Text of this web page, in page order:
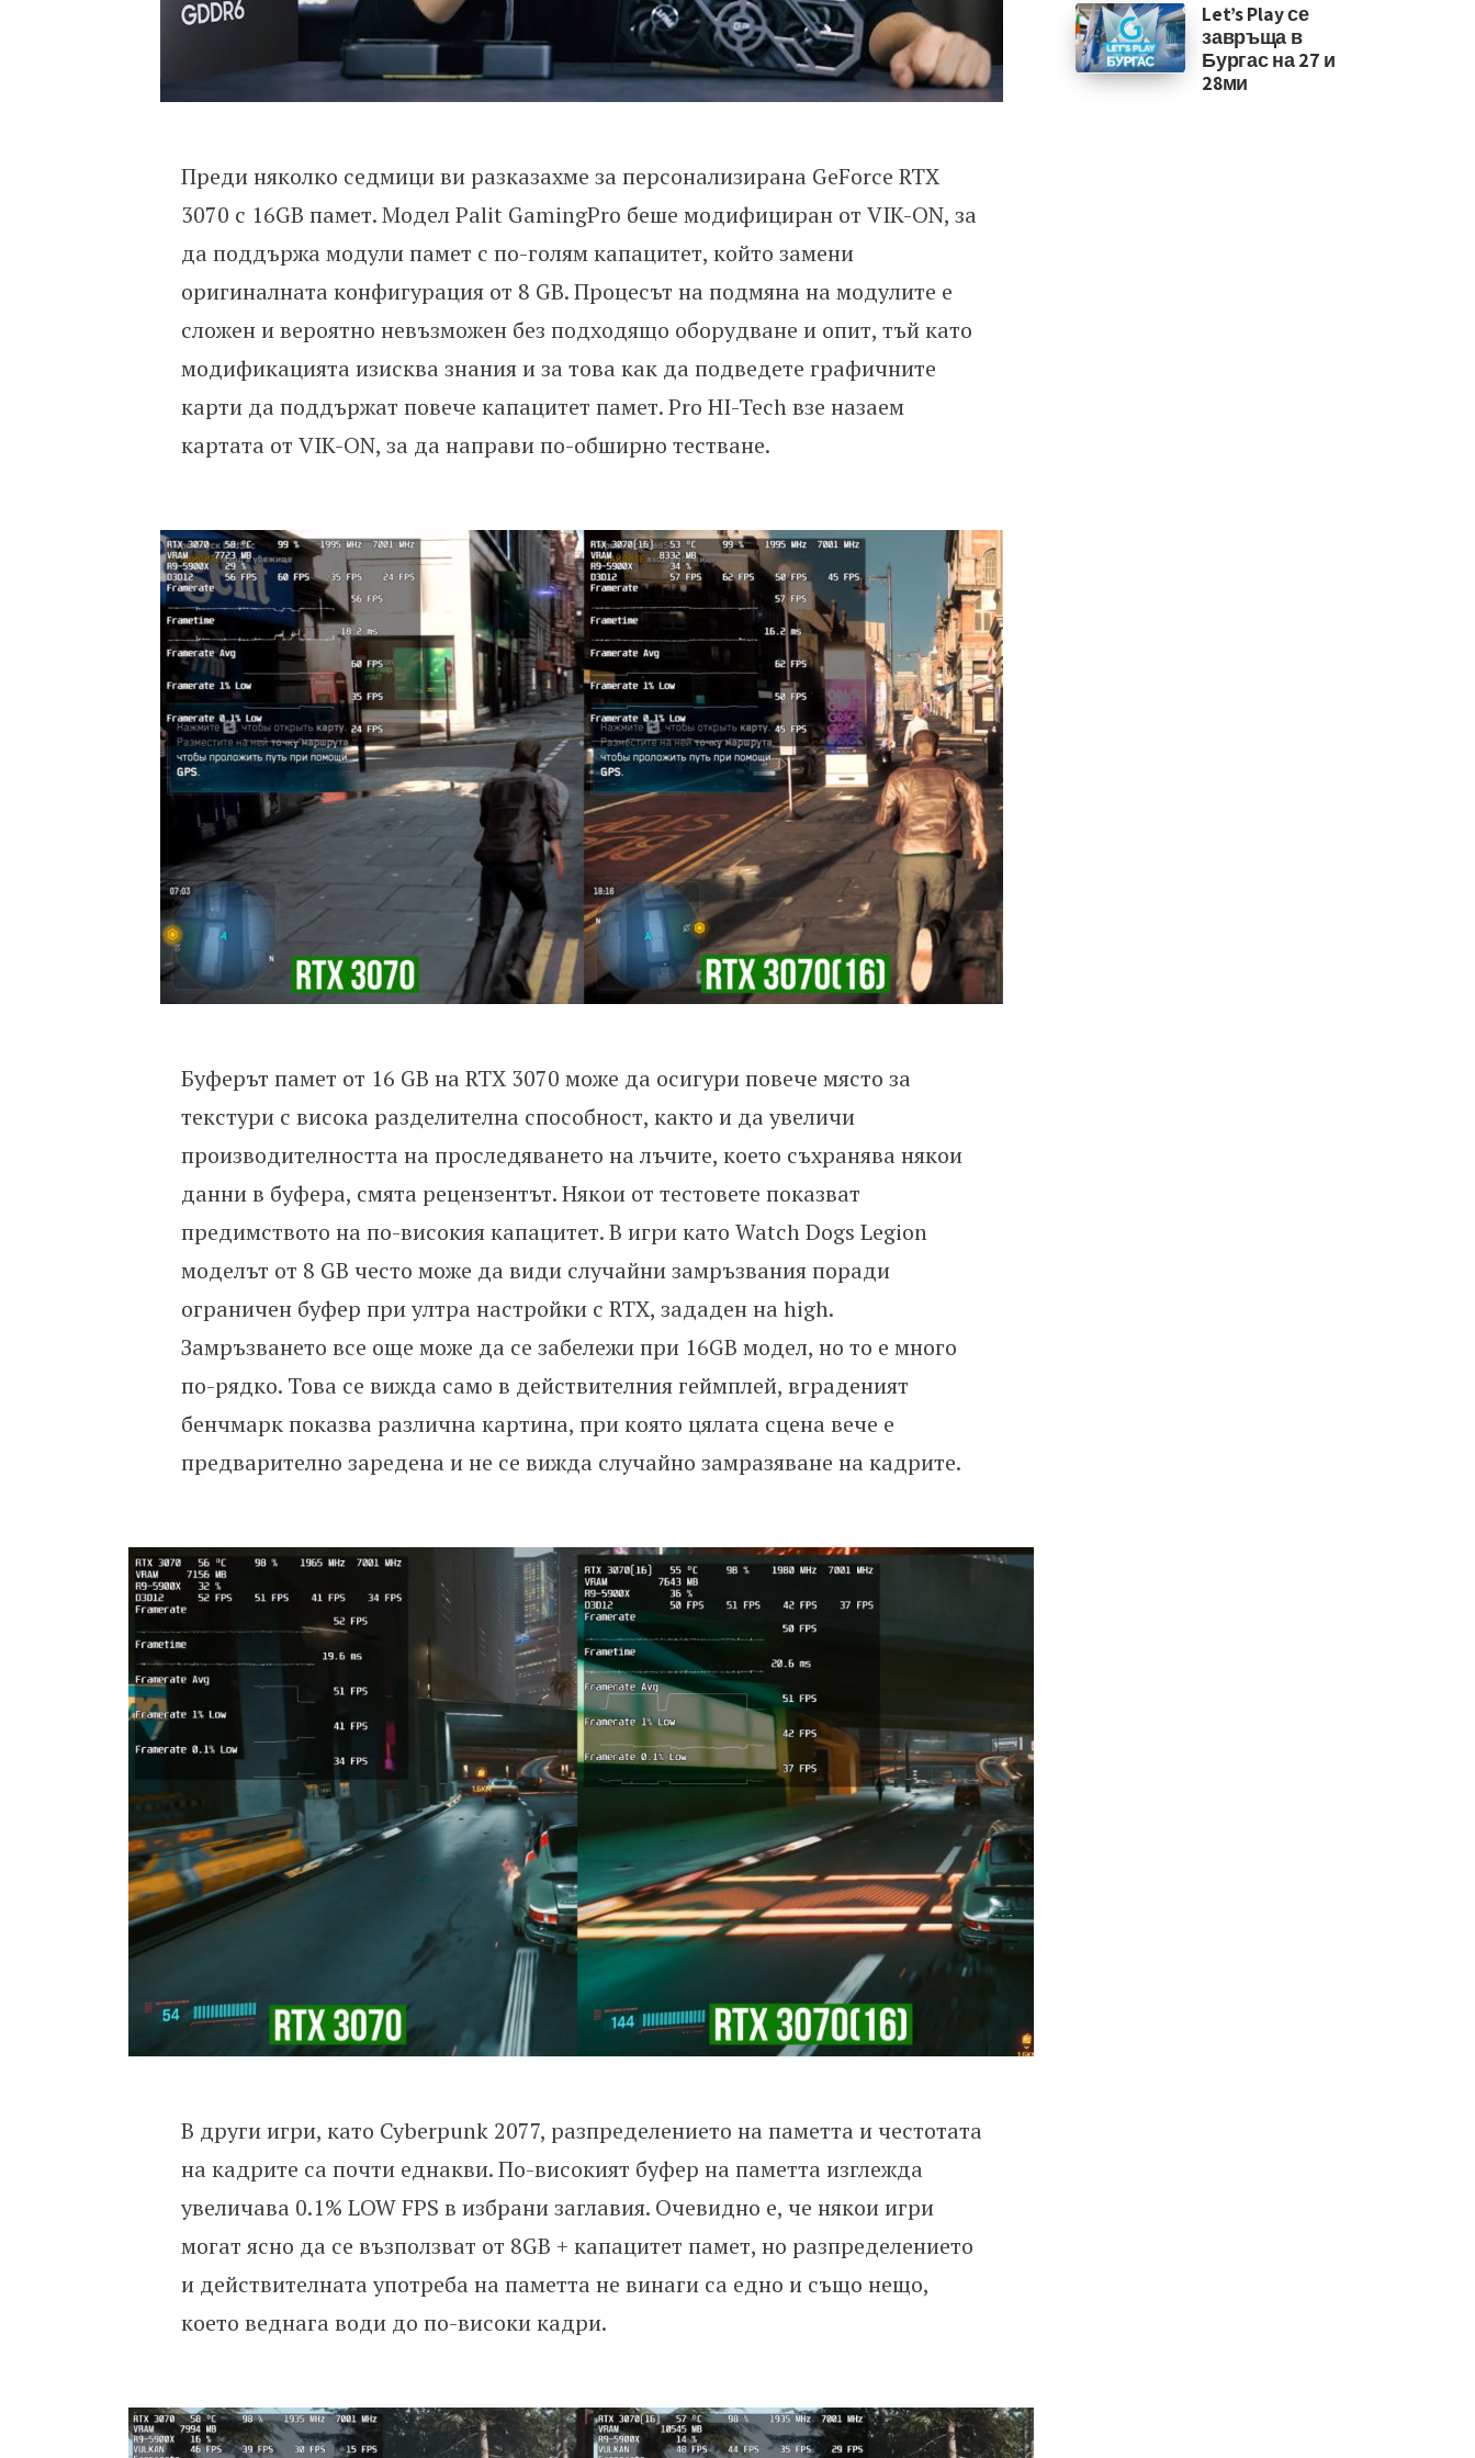
Преди няколко седмици ви разказахме за персонализирана GeForce RTX
3070 с 16GB памет. Модел Palit GamingPro беше модифициран от VIK-ON, за
да поддържа модули памет с по-голям капацитет, който замени
оригиналната конфигурация от 8 GB. Процесът на подмяна на модулите е
сложен и вероятно невъзможен без подходящо оборудване и опит, тъй като
модификацията изисква знания и за това как да подведете графичните
карти да поддържат повече капацитет памет. Pro HI-Tech взе назаем
картата от VIK-ON, за да направи по-обширно тестване.
Буферът памет от 16 GB на RTX 3070 може да осигури повече място за
текстури с висока разделителна способност, както и да увеличи
производителността на проследяването на лъчите, което съхранява някои
данни в буфера, смята рецензентът. Някои от тестовете показват
предимството на по-високия капацитет. В игри като Watch Dogs Legion
моделът от 8 GB често може да види случайни замръзвания поради
ограничен буфер при ултра настройки с RTX, зададен на high.
Замръзването все още може да се забележи при 16GB модел, но тo e много
по-рядко. Това се вижда само в действителния геймплей, вграденият
бенчмарк показва различна картина, при която цялата сцена вече е
предварително заредена и не се вижда случайно замразяване на кадрите.
В други игри, като Cyberpunk 2077, разпределението на паметта и честотата
на кадрите са почти еднакви. По-високият буфер на паметта изглежда
увеличава 0.1% LOW FPS в избрани заглавия. Очевидно е, че някои игри
могат ясно да се възползват от 8GB + капацитет памет, но разпределението
и действителната употреба на паметта не винаги са едно и също нещо,
което веднага води до по-високи кадри.
Let’s Play се
завръща в
Бургас на 27 и
28ми